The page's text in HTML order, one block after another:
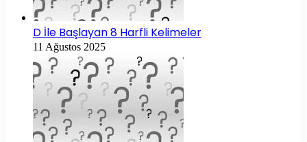
D İle Başlayan 8 Harfli Kelimeler
11 Ağustos 2025